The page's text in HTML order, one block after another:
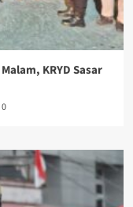
KRYD Sasar
0